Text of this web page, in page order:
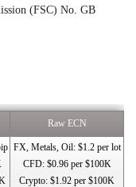
(FSC) No. GB
Raw ECN
FX, Metals, Oil: $1.2 per lot
CFD: $0.96 per $100K
Crypto: $1.92 per $100K